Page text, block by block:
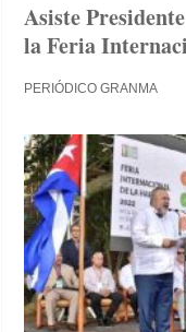
Asiste
la Feria
PERIÓDICO GRANMA